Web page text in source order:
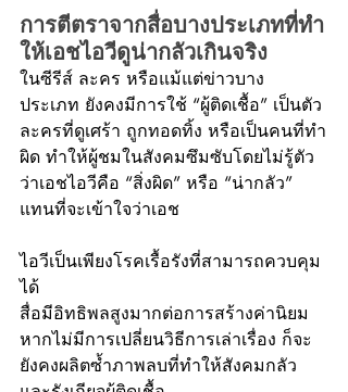
การตีตราจากสื่อบางประเภทที่ทำ
ให้เอชไอวีดูน่ากลัวเกินจริง
ในซีรีส์ ละคร หรือแม้แต่ข่าวบาง
ประเภท ยังคงมีการใช้ “ผู้ติดเชื้อ” เป็นตัว
ละครที่ดูเศร้า ถูกทอดทิ้ง หรือเป็นคนที่ทำ
ผิด ทำให้ผู้ชมในสังคมซึมซับโดยไม่รู้ตัว
ว่าเอชไอวีคือ “สิ่งผิด” หรือ “น่ากลัว”
แทนที่จะเข้าใจว่าเอช
ไอวีเป็นเพียงโรคเรื้อรังที่สามารถควบคุม
ได้
สื่อมีอิทธิพลสูงมากต่อการสร้างค่านิยม
หากไม่มีการเปลี่ยนวิธีการเล่าเรื่อง ก็จะ
ยังคงผลิตซ้ำภาพลบที่ทำให้สังคมกลัว